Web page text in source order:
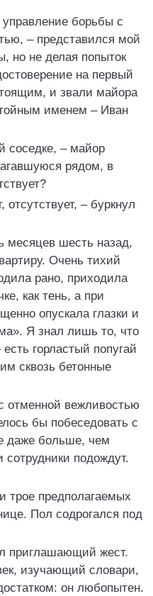
борьбы с
– представился мой
но не делая попыток
на первый
и звали майора
именем – Иван
соседке, – майор
рядом, в
отсутствует, – буркнул
месяцев шесть назад,
Очень тихий
рано, приходила
как тень, а при
опускала глазки и
Я знал лишь то, что
горластый попугай
сквозь бетонные
отменной вежливостью
бы побеседовать с
даже больше, чем
подождут.
трое предполагаемых
Пол содрогался под
приглашающий жест.
изучающий словари,
он любопытен.